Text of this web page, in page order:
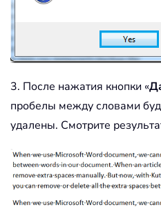
3. После нажатия кнопки «
пробелы между словами
удалены. Смотрите